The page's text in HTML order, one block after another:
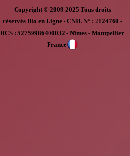
Copyright © 2009-2025 Tous droits
réservésBio en Ligne - CNIL N° : 2124760 -
RCS : 52759986400032 - Nîmes - Montpellier
France